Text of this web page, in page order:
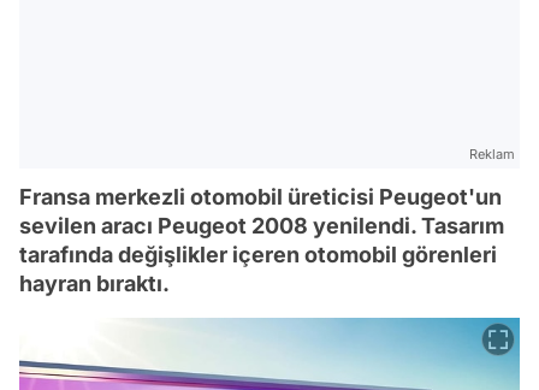
Reklam
Fransa merkezli otomobil üreticisi Peugeot'un
sevilen aracı Peugeot 2008 yenilendi. Tasarım
tarafında değişlikler içeren otomobil görenleri
hayran bıraktı.